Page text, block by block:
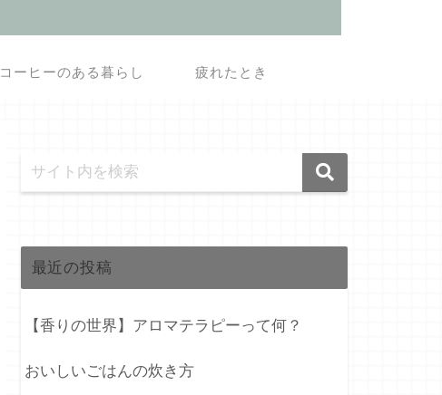
コーヒーのある暮らし 疲れたとき
最近の投稿
【香りの世界】アロマテラピーって何？
おいしいごはんの炊き方